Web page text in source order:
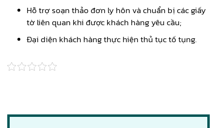
Hỗ trợ soạn thảo đơn ly hôn và chuẩn bị các giấy
tờ liên quan khi được khách hàng yêu cầu;
Đại diện khách hàng thực hiện thủ tục tố tụng.